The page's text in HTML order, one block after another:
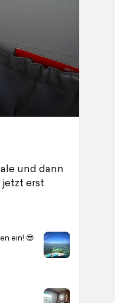
und dann
erst
ein! 😎